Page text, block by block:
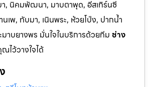
า, นิคมพัฒนา, มาบตาพุด, อีสเทิร์นซี
เพ, ทับมา, เนินพระ, ห้วยโป่ง, ปากน้ำ
มาบยางพร มั่นใจในบริการด้วยทีม ช่าง
ไว้วางใจได้